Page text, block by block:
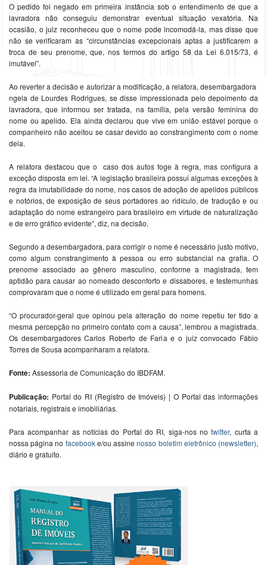
O pedido foi negado em primeira instância sob o entendimento de que a
lavradora não conseguiu demonstrar eventual situação vexatória. Na
ocasião, o juiz reconheceu que o nome pode incomodá-la, mas disse que
não se verificaram as “circunstâncias excepcionais aptas a justificarem a
troca de seu prenome, que, nos termos do artigo 58 da Lei 6.015/73, é
imutável”.
Ao reverter a decisão e autorizar a modificação, a relatora, desembargadora
ngela de Lourdes Rodrigues, se disse impressionada pelo depoimento da
lavradora, que informou ser tratada, na família, pela versão feminina do
nome ou apelido. Ela ainda declarou que vive em união estável porque o
companheiro não aceitou se casar devido ao constrangimento com o nome
dela.
A relatora destacou que o caso dos autos foge à regra, mas configura a
exceção disposta em lei. “A legislação brasileira possui algumas exceções à
regra da imutabilidade do nome, nos casos de adoção de apelidos públicos
e notórios, de exposição de seus portadores ao ridículo, de tradução e ou
adaptação do nome estrangeiro para brasileiro em virtude de naturalização
e de erro gráfico evidente”, diz, na decisão.
Segundo a desembargadora, para corrigir o nome é necessário justo motivo,
como algum constrangimento à pessoa ou erro substancial na grafia. O
prenome associado ao gênero masculino, conforme a magistrada, tem
aptidão para causar ao nomeado desconforto e dissabores, e testemunhas
comprovaram que o nome é utilizado em geral para homens.
“O procurador-geral que opinou pela alteração do nome repetiu ter tido a
mesma percepção no primeiro contato com a causa”, lembrou a magistrada.
Os desembargadores Carlos Roberto de Faria e o juiz convocado Fábio
Torres de Sousa acompanharam a relatora.
Fonte: Assessoria de Comunicação do IBDFAM.
Publicação: Portal do RI (Registro de Imóveis) | O Portal das informações
notariais, registrais e imobiliárias.
Para acompanhar as notícias do Portal do RI, siga-nos notwitter, curta a
nossa página no facebooke/ou assinenosso boletim eletrônico (newsletter),
diário e gratuito.